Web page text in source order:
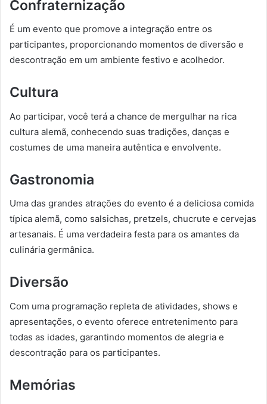
Confraternização
É um evento que promove a integração entre os
participantes, proporcionando momentos de diversão e
descontração em um ambiente festivo e acolhedor.
Cultura
Ao participar, você terá a chance de mergulhar na rica
cultura alemã, conhecendo suas tradições, danças e
costumes de uma maneira autêntica e envolvente.
Gastronomia
Uma das grandes atrações do evento é a deliciosa comida
típica alemã, como salsichas, pretzels, chucrute e cervejas
artesanais. É uma verdadeira festa para os amantes da
culinária germânica.
Diversão
Com uma programação repleta de atividades, shows e
apresentações, o evento oferece entretenimento para
todas as idades, garantindo momentos de alegria e
descontração para os participantes.
Memórias